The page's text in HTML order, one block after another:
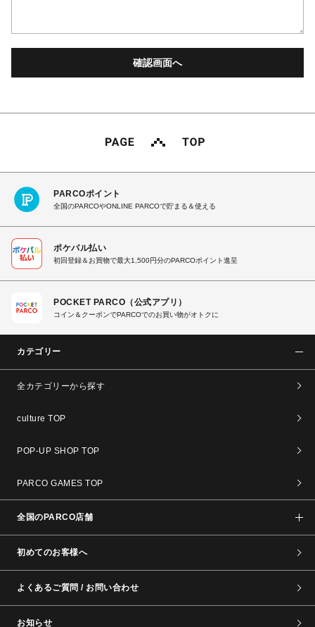
PARCOポイント
全国のPARCOやONLINE PARCOで貯まる＆使える
ポケパル払い
初回登録＆お買物で最大1,500円分のPARCOポイント進呈
POCKET PARCO（公式アプリ）
コイン＆クーポンでPARCOでのお買い物がオトクに
カテゴリー
全カテゴリーから探す
culture TOP
POP-UP SHOP TOP
PARCO GAMES TOP
全国のPARCO店舗
初めてのお客様へ
よくあるご質問 / お問い合わせ
お知らせ